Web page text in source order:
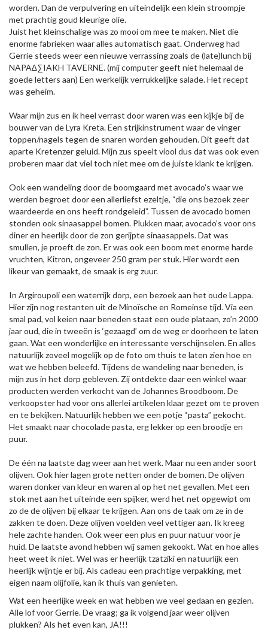
worden. Dan de verpulvering en uiteindelijk een klein stroompje
met prachtig goud kleurige olie.
Juist het kleinschalige was zo mooi om mee te maken. Niet die
enorme fabrieken waar alles automatisch gaat. Onderweg had
Gerrie steeds weer een nieuwe verrassing zoals de (late)lunch bij
NAPA∆∑IAKH TAVERNE. (mij computer geeft niet helemaal de
goede letters aan) Een werkelijk verrukkelijke salade. Het recept
was geheim.
Waar mijn zus en ik heel verrast door waren was een kijkje bij de
bouwer van de Lyra Kreta. Een strijkinstrument waar de vinger
toppen/nagels tegen de snaren worden gehouden. Dit geeft dat
aparte Kretenzer geluid. Mijn zus speelt viool dus dat was ook even
proberen maar dat viel toch niet mee om de juiste klank te krijgen.
Ook een wandeling door de boomgaard met avocado’s waar we
werden begroet door een allerliefst ezeltje, “die ons bezoek zeer
waardeerde en ons heeft rondgeleid”. Tussen de avocado bomen
stonden ook sinaasappel bomen. Plukken maar, avocado’s voor ons
diner en heerlijk door de zon gerijpte sinaasappels. Dat was
smullen, je proeft de zon. Er was ook een boom met enorme harde
vruchten, Kitron, ongeveer 250 gram per stuk. Hier wordt een
likeur van gemaakt, de smaak is erg zuur.
In Argiroupoli een waterrijk dorp, een bezoek aan het oude Lappa.
Hier zijn nog restanten uit de Minoïsche en Romeinse tijd. Via een
smal pad, vol keien naar beneden staat een oude plataan, zo’n 2000
jaar oud, die in tweeën is ‘gezaagd’ om de weg er doorheen te laten
gaan. Wat een wonderlijke en interessante verschijnselen. En alles
natuurlijk zoveel mogelijk op de foto om thuis te laten zien hoe en
wat we hebben beleefd. Tijdens de wandeling naar beneden, is
mijn zus in het dorp gebleven. Zij ontdekte daar een winkel waar
producten werden verkocht van de Johannes Broodboom. De
verkoopster had voor ons allerlei artikelen klaar gezet om te proven
en te bekijken. Natuurlijk hebben we een potje “pasta” gekocht.
Het smaakt naar chocolade pasta, erg lekker op een broodje en
puur.
De één na laatste dag weer aan het werk. Maar nu een ander soort
olijven. Ook hier lagen grote netten onder de bomen. De olijven
waren donker van kleur en waren al op het net gevallen. Met een
stok met aan het uiteinde een spijker, werd het net opgewipt om
zo de de olijven bij elkaar te krijgen. Aan ons de taak om ze in de
zakken te doen. Deze olijven voelden veel vettiger aan. Ik kreeg
hele zachte handen. Ook weer een plus en puur natuur voor je
huid. De laatste avond hebben wij samen gekookt. Wat en hoe alles
heet weet ik niet. Wel was er heerlijk tzatziki en natuurlijk een
heerlijk wijntje er bij. Als cadeau een prachtige verpakking, met
eigen naam olijfolie, kan ik thuis van genieten.
Wat een heerlijke week en wat hebben we veel gedaan en gezien.
Alle lof voor Gerrie. De vraag; ga ik volgend jaar weer olijven
plukken? Als het even kan, JA!!!